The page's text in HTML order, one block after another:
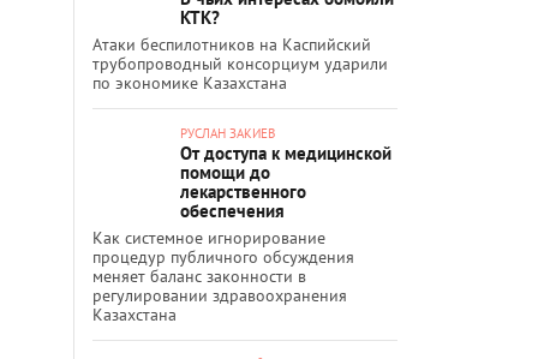
КТК?
Атаки беспилотников на Каспийский
трубопроводный консорциум ударили
по экономике Казахстана
РУСЛАН ЗАКИЕВ
От доступа к медицинской
помощи до
лекарственного
обеспечения
Как системное игнорирование
процедур публичного обсуждения
меняет баланс законности в
регулировании здравоохранения
Казахстана